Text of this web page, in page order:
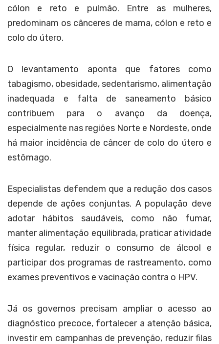
cólon e reto e pulmão. Entre as mulheres,
predominam os cânceres de mama, cólon e reto e
colo do útero.
O levantamento aponta que fatores como
tabagismo, obesidade, sedentarismo, alimentação
inadequada e falta de saneamento básico
contribuem para o avanço da doença,
especialmente nas regiões Norte e Nordeste, onde
há maior incidência de câncer de colo do útero e
estômago.
Especialistas defendem que a redução dos casos
depende de ações conjuntas. A população deve
adotar hábitos saudáveis, como não fumar,
manter alimentação equilibrada, praticar atividade
física regular, reduzir o consumo de álcool e
participar dos programas de rastreamento, como
exames preventivos e vacinação contra o HPV.
Já os governos precisam ampliar o acesso ao
diagnóstico precoce, fortalecer a atenção básica,
investir em campanhas de prevenção, reduzir filas